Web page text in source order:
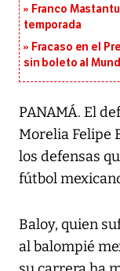
Franco
temporada
Fracaso en el
sin boleto al
PANAMÁ. El
Morelia Felipe
los defensas
fútbol
Baloy, quien
al balompié